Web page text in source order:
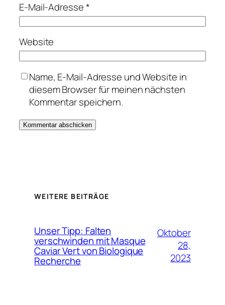
E-Mail-Adresse*
Website
Name, E-Mail-Adresse und Website in
diesem Browser für meinen nächsten
Kommentar speichern.
WEITERE BEITRÄGE
Unser Tipp: Falten
verschwinden mit Masque
Caviar Vert von Biologique
Recherche
Oktober
28,
2023